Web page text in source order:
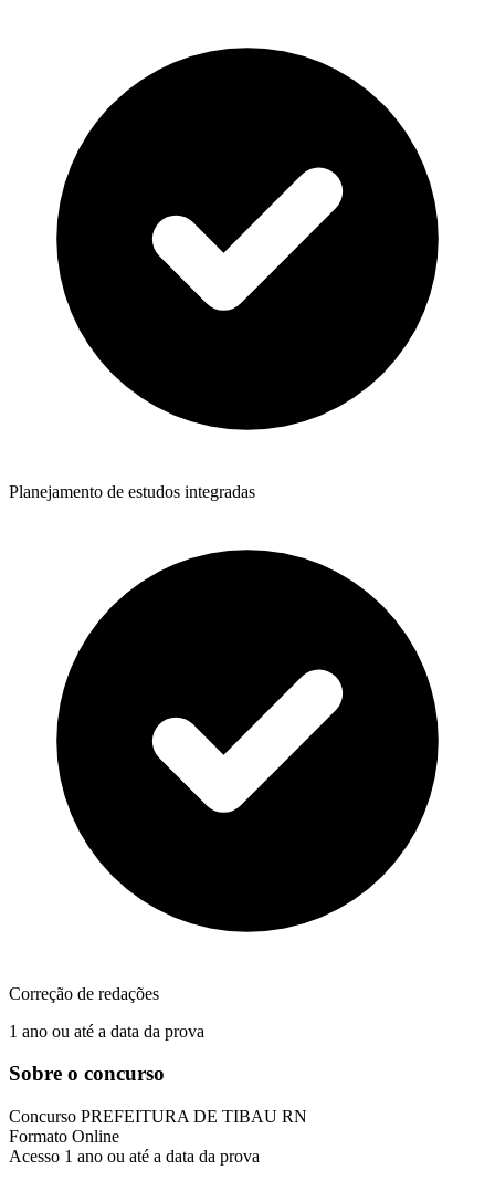
Planejamento de estudos integradas
Correção de redações
1 ano ou até a data da prova
Sobre o concurso
Concurso PREFEITURA DE TIBAU RN
Formato Online
Acesso 1 ano ou até a data da prova